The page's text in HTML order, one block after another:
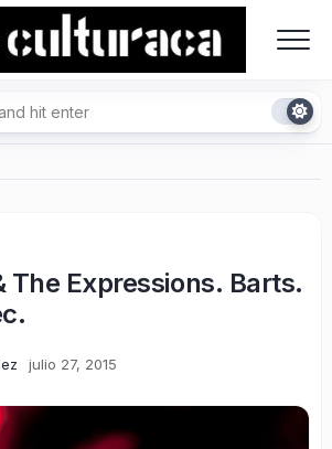
The Expressions. Barts.
julio 27, 2015